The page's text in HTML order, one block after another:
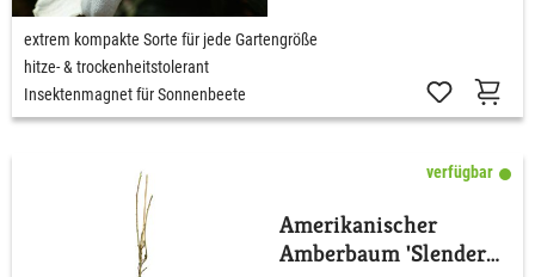
extrem kompakte Sorte für jede Gartengröße
hitze- & trockenheitstolerant
Insektenmagnet für Sonnenbeete
verfügbar
Amerikanischer
Amberbaum 'Slender